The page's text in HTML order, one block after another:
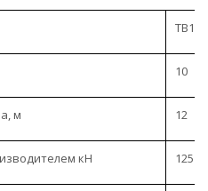
ТВ100
10
м 12
кН 125